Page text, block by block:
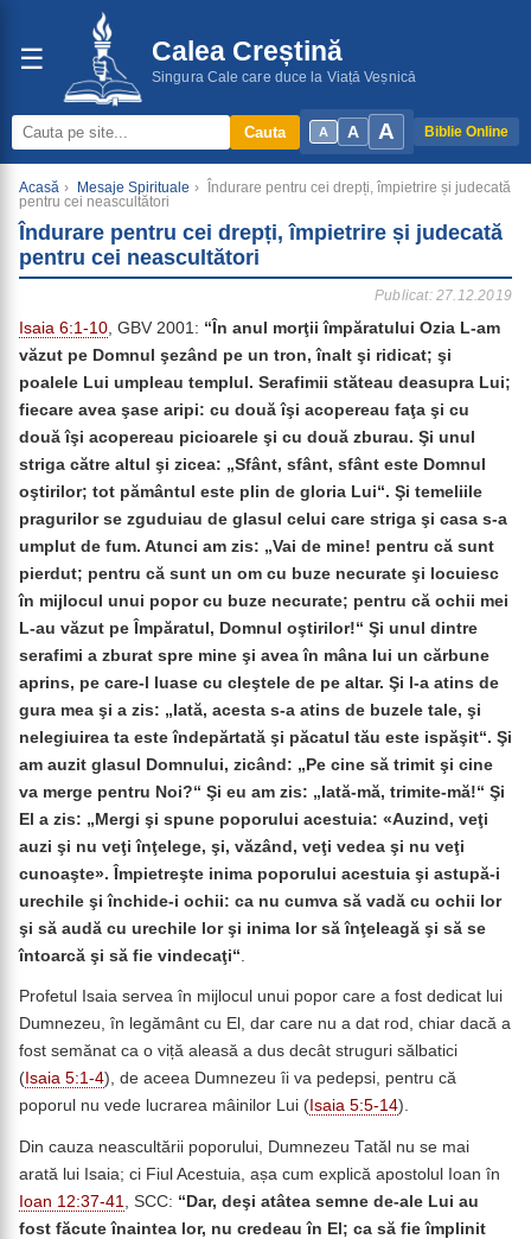
☰ Calea Creștină
Singura Cale care duce la Viață Veșnică
A A A Biblie Online
Cauta
Acasă › Mesaje Spirituale ›
Îndurare pentru cei drepți, împietrire și judecată
pentru cei neascultători
Îndurare pentru cei drepți, împietrire și judecată
pentru cei neascultători
Publicat: 27.12.2019
Isaia 6:1-10, GBV 2001: “În anul morţii împăratului Ozia L-am
văzut pe Domnul şezând pe un tron, înalt şi ridicat; şi
poalele Lui umpleau templul. Serafimii stăteau deasupra Lui;
fiecare avea şase aripi: cu două îşi acopereau faţa şi cu
două îşi acopereau picioarele şi cu două zburau. Şi unul
striga către altul şi zicea: „Sfânt, sfânt, sfânt este Domnul
oştirilor; tot pământul este plin de gloria Lui“. Şi temeliile
pragurilor se zguduiau de glasul celui care striga şi casa s-a
umplut de fum. Atunci am zis: „Vai de mine! pentru că sunt
pierdut; pentru că sunt un om cu buze necurate şi locuiesc
în mijlocul unui popor cu buze necurate; pentru că ochii mei
L-au văzut pe Împăratul, Domnul oştirilor!“ Şi unul dintre
serafimi a zburat spre mine şi avea în mâna lui un cărbune
aprins, pe care-l luase cu cleştele de pe altar. Şi l-a atins de
gura mea şi a zis: „Iată, acesta s-a atins de buzele tale, şi
nelegiuirea ta este îndepărtată şi păcatul tău este ispăşit“. Şi
am auzit glasul Domnului, zicând: „Pe cine să trimit şi cine
va merge pentru Noi?“ Şi eu am zis: „Iată-mă, trimite-mă!“ Şi
El a zis: „Mergi şi spune poporului acestuia: «Auzind, veţi
auzi şi nu veţi înţelege, şi, văzând, veţi vedea şi nu veţi
cunoaşte». Împietreşte inima poporului acestuia şi astupă-i
urechile şi închide-i ochii: ca nu cumva să vadă cu ochii lor
şi să audă cu urechile lor şi inima lor să înţeleagă şi să se
întoarcă şi să fie vindecaţi“.
Profetul Isaia servea în mijlocul unui popor care a fost dedicat lui
Dumnezeu, în legământ cu El, dar care nu a dat rod, chiar dacă a
fost semănat ca o viță aleasă a dus decât struguri sălbatici
( Isaia 5:1-4), de aceea Dumnezeu îi va pedepsi, pentru că
poporul nu vede lucrarea mâinilor Lui ( Isaia 5:5-14).
Din cauza neascultării poporului, Dumnezeu Tatăl nu se mai
arată lui Isaia; ci Fiul Acestuia, așa cum explică apostolul Ioan în
Ioan 12:37-41
, SCC: “ Dar, deşi atâtea semne de-ale Lui au
fost făcute înaintea lor, nu credeau în El; ca să fie împlinit